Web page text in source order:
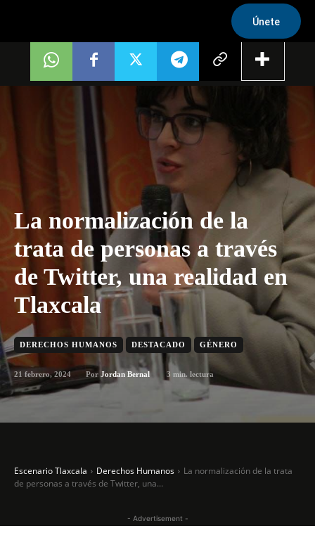
Únete
La normalización de la
trata de personas a través
de Twitter, una realidad en
Tlaxcala
DERECHOS HUMANOS DESTACADO GÉNERO
21 febrero, 2024 Por Jordan Bernal 3 min. lectura
Escenario Tlaxcala Derechos Humanos
La normalización de la trata
de personas a través de Twitter, una...
- Advertisement -